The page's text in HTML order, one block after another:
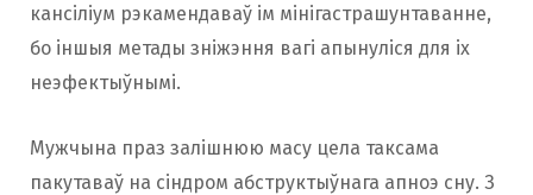
кансіліум рэкамендаваў ім мінігастрашунтаванне,
бо іншыя метады зніжэння вагі апынуліся для іх
неэфектыўнымі.
Мужчына праз залішнюю масу цела таксама
пакутаваў на сіндром абструктыўнага апноэ сну. З